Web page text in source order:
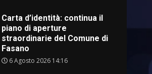
Carta d’identità: continua il
piano di aperture
straordinarie del Comune di
Fasano
6 Agosto 2026 14:16